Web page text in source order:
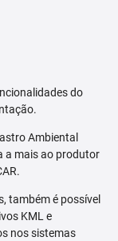
do
Ambiental
a mais ao produtor
também é possível
KML e
nos sistemas